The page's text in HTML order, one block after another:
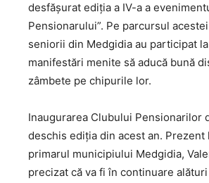
desfășurat ediția a IV-a a
Pensionarului”. Pe parcursul
seniorii din Medgidia au participat
manifestări menite să aducă bună
zâmbete pe chipurile lor.
Inaugurarea Clubului Pensionarilor
deschis ediția din acest an. Prezent
primarul municipiului Medgidia,
precizat că va fi în continuare